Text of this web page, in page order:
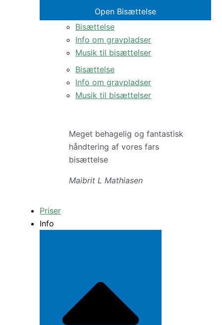
Open Bisættelse
Bisættelse
Info om gravpladser
Musik til bisættelser
Bisættelse
Info om gravpladser
Musik til bisættelser
Meget behagelig og fantastisk
håndtering af vores fars
bisættelse
Maibrit L Mathiasen
Priser
Info